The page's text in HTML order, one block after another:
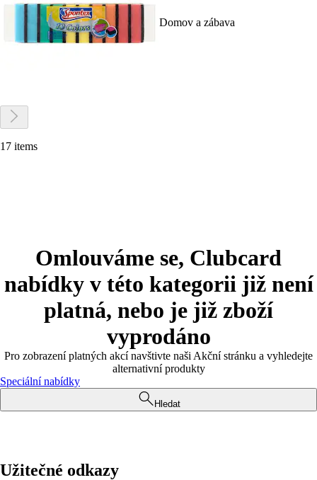
Domov a zábava
17 items
Omlouváme se, Clubcard
nabídky v této kategorii již není
platná, nebo je již zboží
vyprodáno
Pro zobrazení platných akcí navštivte naši Akční stránku a vyhledejte
alternativní produkty
Speciální nabídky
Hledat
Užitečné odkazy